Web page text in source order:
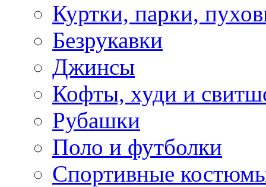
Куртки, парки,
Безрукавки
Джинсы
Кофты, худи и
Рубашки
Поло и футболки
Спортивные